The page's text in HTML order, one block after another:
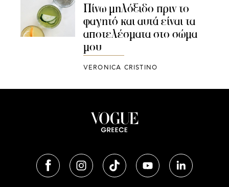
Πίνω μηλόξιδο πριν το
φαγητό και αυτά είναι τα
αποτελέσματα στο σώμα
μου
VERONICA CRISTINO